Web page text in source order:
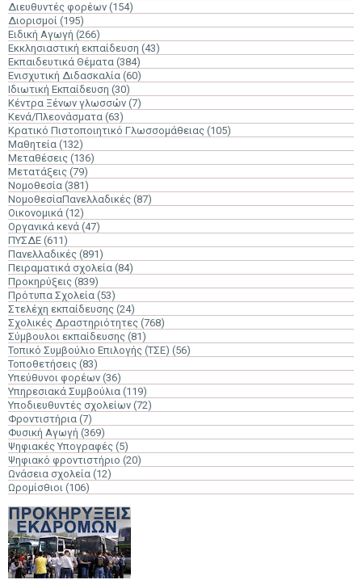
Διευθυντές φορέων (154)
Διορισμοί (195)
Ειδική Αγωγή (266)
Εκκλησιαστική εκπαίδευση (43)
Εκπαιδευτικά Θέματα (384)
Ενισχυτική Διδασκαλία (60)
Ιδιωτική Εκπαίδευση (30)
Κέντρα Ξένων γλωσσών (7)
Κενά/Πλεονάσματα (63)
Κρατικό Πιστοποιητικό Γλωσσομάθειας (105)
Μαθητεία (132)
Μεταθέσεις (136)
Μετατάξεις (79)
Νομοθεσία (381)
ΝομοθεσίαΠανελλαδικές (87)
Οικονομικά (12)
Οργανικά κενά (47)
ΠΥΣΔΕ (611)
Πανελλαδικές (891)
Πειραματικά σχολεία (84)
Προκηρύξεις (839)
Πρότυπα Σχολεία (53)
Στελέχη εκπαίδευσης (24)
Σχολικές Δραστηριότητες (768)
Σύμβουλοι εκπαίδευσης (81)
Τοπικό Συμβούλιο Επιλογής (ΤΣΕ) (56)
Τοποθετήσεις (83)
Υπεύθυνοι φορέων (36)
Υπηρεσιακά Συμβούλια (119)
Υποδιευθυντές σχολείων (72)
Φροντιστήρια (7)
Φυσική Αγωγή (369)
Ψηφιακές Υπογραφές (5)
Ψηφιακό φροντιστήριο (20)
Ωνάσεια σχολεία (12)
Ωρομίσθιοι (106)